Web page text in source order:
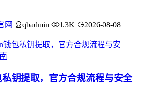
网 qbadmin 1.3K 2026-08-08
钥提取，官方合规流程与安全